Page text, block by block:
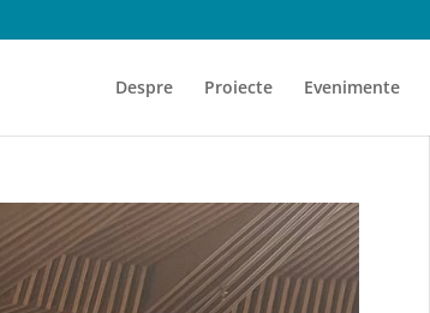
Despre Proiecte Evenimente